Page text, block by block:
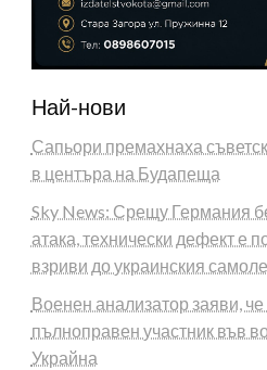
Най-нови
Сапьори премахнаха
в центъра на Будапеща
Sky News: Срещу Германия
атака, технически дефект е
взриви до украинския
Военен анализатор заяви,
пълноправен участник във
Украйна